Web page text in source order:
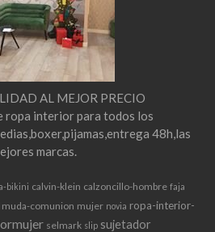
AL MEJOR PRECIO
ropa interior para todos los
48h,las
marcas.
bikini calvin-klein calzoncillo-hombre faja
muda-comunion mujer novia ropa-interior-
selmark slip sujetador